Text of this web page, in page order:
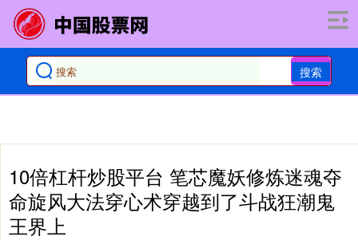
搜索
10倍杠杆炒股平台 笔芯魔妖修炼迷魂夺
命旋风大法穿心术穿越到了斗战狂潮鬼
王界上